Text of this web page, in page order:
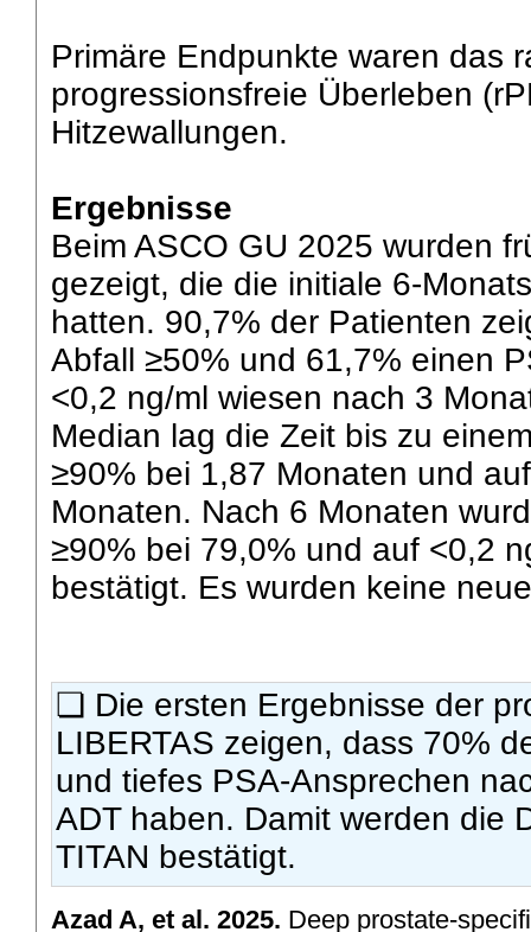
Primäre Endpunkte waren das
progressionsfreie Überleben
Hitzewallungen.
Ergebnisse
Beim ASCO GU 2025 wurden
gezeigt, die die initiale 6-
hatten. 90,7% der Patienten
Abfall ≥50% und 61,7% einen
<0,2 ng/ml wiesen nach 3
Median lag die Zeit bis zu
≥90% bei 1,87 Monaten und
Monaten. Nach 6 Monaten
≥90% bei 79,0% und auf <0,2
bestätigt. Es wurden keine
❏ Die ersten Ergebnisse der
LIBERTAS zeigen, dass 70%
und tiefes PSA-Ansprechen
ADT haben. Damit werden die
TITAN bestätigt.
Azad A, et al. 2025. Deep prostate-